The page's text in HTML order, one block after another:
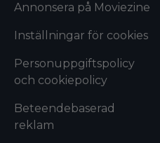
Annonsera på Moviezine
Inställningar för cookies
Personuppgiftspolicy
och cookiepolicy
Beteendebaserad
reklam